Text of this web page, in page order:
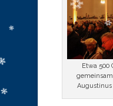
Etwa 500